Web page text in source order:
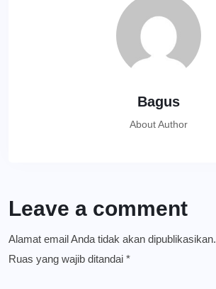
Bagus
About Author
Leave a comment
Alamat email Anda tidak akan dipublikasikan.
Ruas yang wajib ditandai *